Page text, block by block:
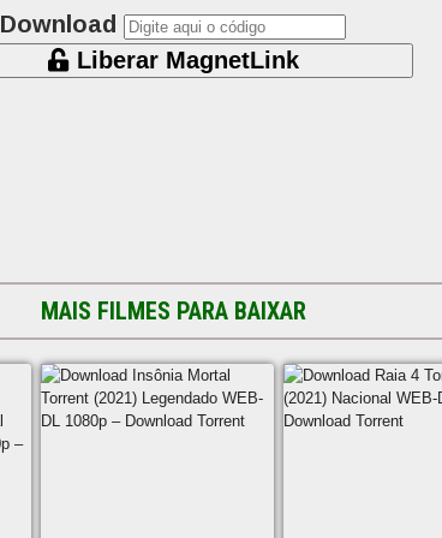
Download
Liberar MagnetLink
MAIS FILMES PARA BAIXAR